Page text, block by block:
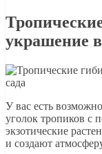
украшение
У вас есть
уголок тропиков с
экзотические
и создают